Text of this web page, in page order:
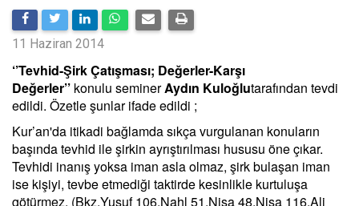
11 Haziran 2014
‘’Tevhid-Şirk Çatışması; Değerler-Karşı
Değerler’’ konulu seminerAydın Kuloğlutarafından tevdi
edildi. Özetle şunlar ifade edildi ;
Kur’an'da itikadi bağlamda sıkça vurgulanan konuların
başında tevhid ile şirkin ayrıştırılması hususu öne çıkar.
Tevhidi inanış yoksa iman asla olmaz, şirk bulaşan iman
ise kişiyi, tevbe etmediği taktirde kesinlikle kurtuluşa
götürmez. (Bkz.Yusuf 106,Nahl 51,Nisa 48,Nisa 116,Ali